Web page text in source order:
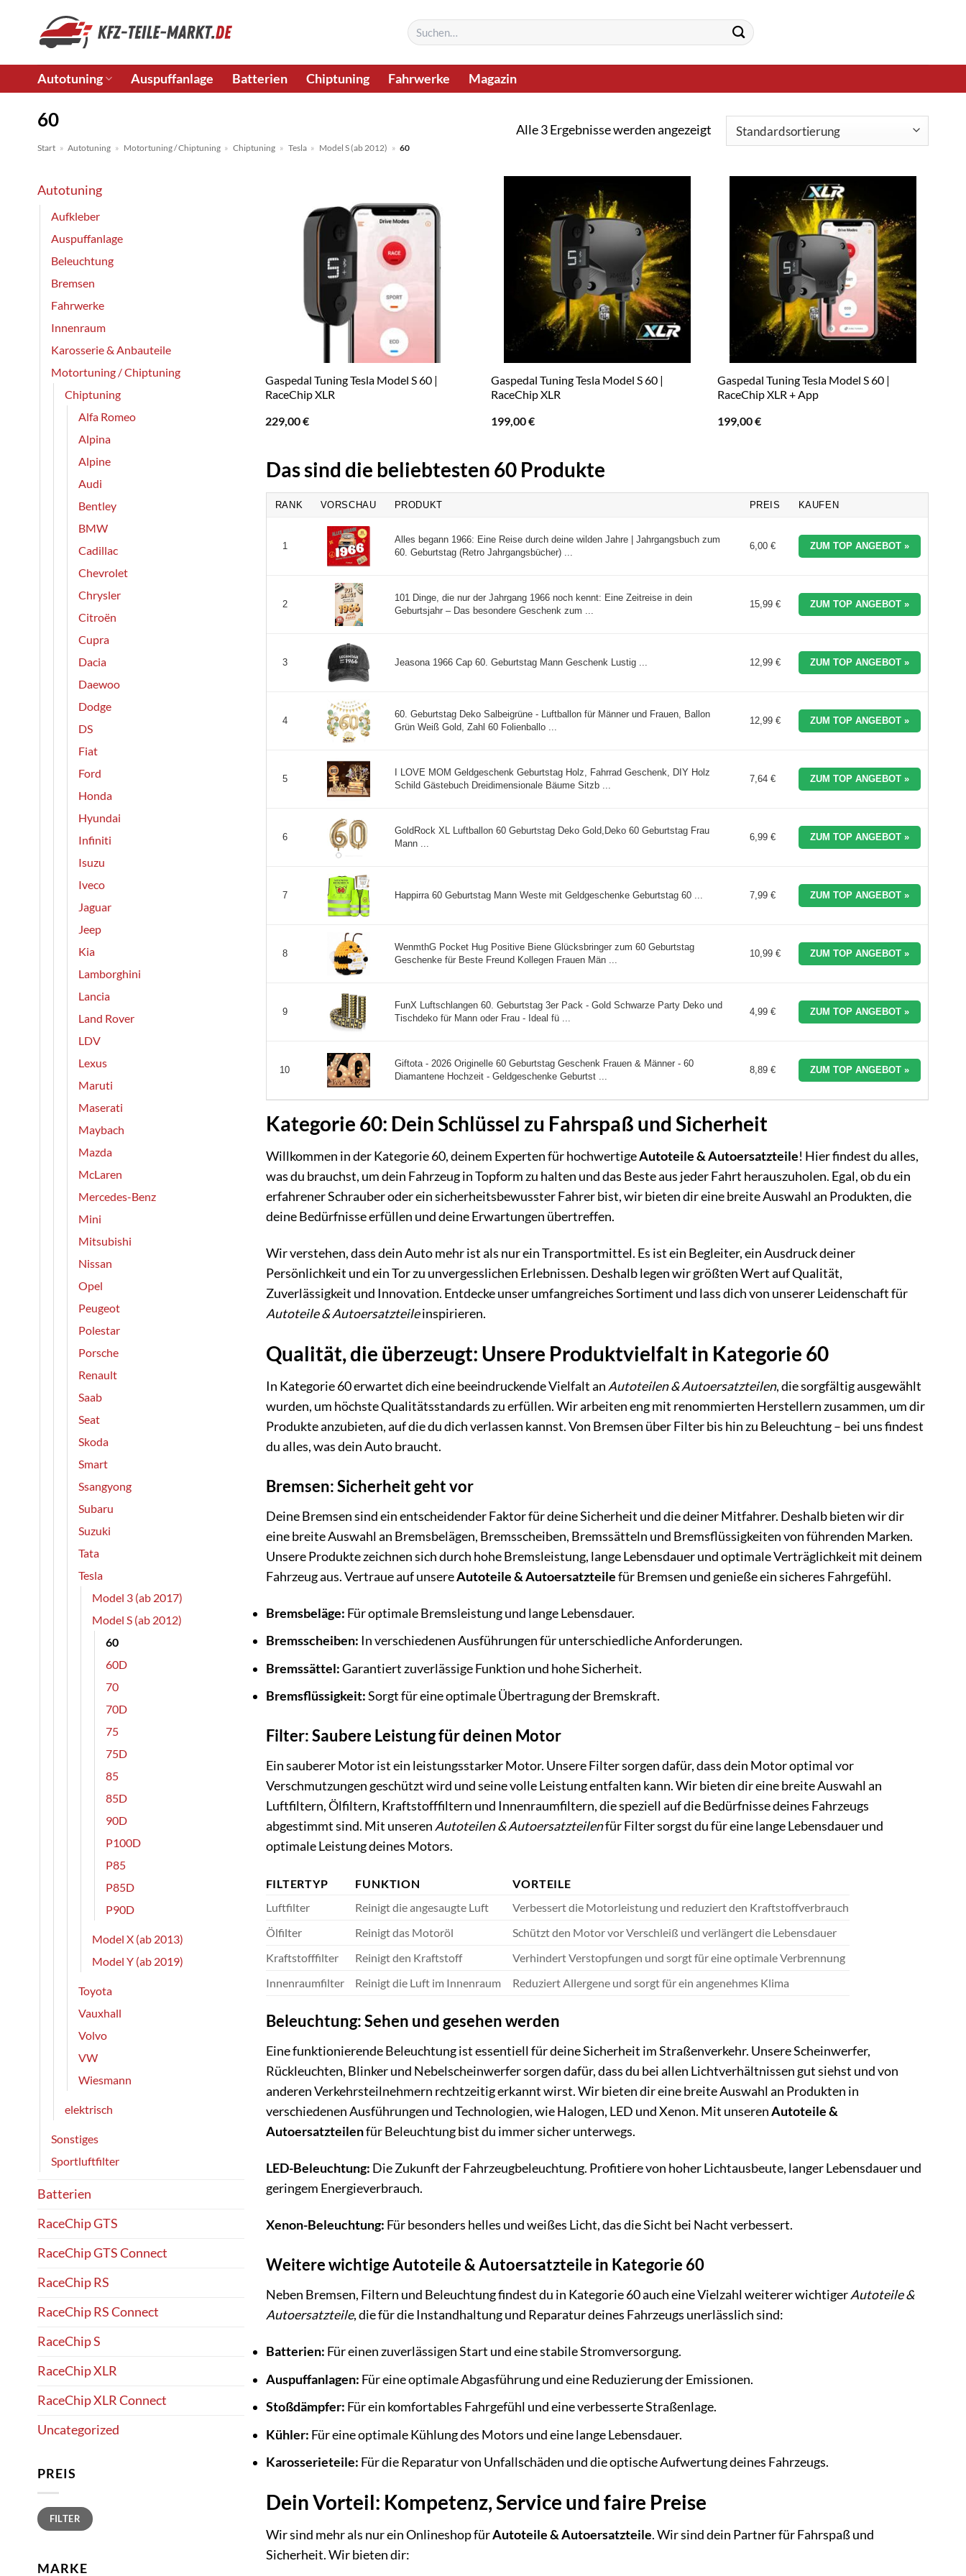
springen
Suchen
nach:
Autotuning Auspuffanlage Batterien Chiptuning Fahrwerke Magazin
60
Start » Autotuning » Motortuning / Chiptuning » Chiptuning » Tesla » Model S (ab 2012) » 60
Alle 3 Ergebnisse werden angezeigt
Autotuning
Aufkleber
Auspuffanlage
Beleuchtung
Bremsen
Fahrwerke
Innenraum
Karosserie & Anbauteile
Motortuning / Chiptuning
Chiptuning
Alfa Romeo
Alpina
Alpine
Audi
Bentley
BMW
Cadillac
Chevrolet
Chrysler
Citroën
Cupra
Dacia
Daewoo
Dodge
DS
Fiat
Ford
Honda
Hyundai
Infiniti
Isuzu
Iveco
Jaguar
Jeep
Kia
Lamborghini
Lancia
Land Rover
LDV
Lexus
Maruti
Maserati
Maybach
Mazda
McLaren
Mercedes-Benz
Mini
Mitsubishi
Nissan
Opel
Peugeot
Polestar
Porsche
Renault
Saab
Seat
Skoda
Smart
Ssangyong
Subaru
Suzuki
Tata
Tesla
Model 3 (ab 2017)
Model S (ab 2012)
60
60D
70
70D
75
75D
85
85D
90D
P100D
P85
P85D
P90D
Model X (ab 2013)
Model Y (ab 2019)
Toyota
Vauxhall
Volvo
VW
Wiesmann
elektrisch
Sonstiges
Sportluftfilter
Batterien
RaceChip GTS
RaceChip GTS Connect
RaceChip RS
RaceChip RS Connect
RaceChip S
RaceChip XLR
RaceChip XLR Connect
Uncategorized
PREIS
Min.
Preis
Max.
PreisFILTER
MARKE
Gaspedal Tuning Tesla Model S 60 |
RaceChip XLR
229,00€
Gaspedal Tuning Tesla Model S 60 |
RaceChip XLR
199,00€
Gaspedal Tuning Tesla Model S 60 |
RaceChip XLR + App
199,00€
Das sind die beliebtesten 60 Produkte
RANK VORSCHAU PRODUKT PREIS KAUFEN
1
Alles begann 1966: Eine Reise durch deine wilden Jahre | Jahrgangsbuch zum
60. Geburtstag (Retro Jahrgangsbücher) ...
6,00 € ZUM TOP ANGEBOT »
2
101 Dinge, die nur der Jahrgang 1966 noch kennt: Eine Zeitreise in dein
Geburtsjahr – Das besondere Geschenk zum ...
15,99 € ZUM TOP ANGEBOT »
3 Jeasona 1966 Cap 60. Geburtstag Mann Geschenk Lustig ... 12,99 € ZUM TOP ANGEBOT »
4
60. Geburtstag Deko Salbeigrüne - Luftballon für Männer und Frauen, Ballon
Grün Weiß Gold, Zahl 60 Folienballo ...
12,99 € ZUM TOP ANGEBOT »
5
I LOVE MOM Geldgeschenk Geburtstag Holz, Fahrrad Geschenk, DIY Holz
Schild Gästebuch Dreidimensionale Bäume Sitzb ...
7,64 € ZUM TOP ANGEBOT »
6
GoldRock XL Luftballon 60 Geburtstag Deko Gold,Deko 60 Geburtstag Frau
Mann ...
6,99 € ZUM TOP ANGEBOT »
7 Happirra 60 Geburtstag Mann Weste mit Geldgeschenke Geburtstag 60 ... 7,99 € ZUM TOP ANGEBOT »
8
WenmthG Pocket Hug Positive Biene Glücksbringer zum 60 Geburtstag
Geschenke für Beste Freund Kollegen Frauen Män ...
10,99 € ZUM TOP ANGEBOT »
9
FunX Luftschlangen 60. Geburtstag 3er Pack - Gold Schwarze Party Deko und
Tischdeko für Mann oder Frau - Ideal fü ...
4,99 € ZUM TOP ANGEBOT »
10
Giftota - 2026 Originelle 60 Geburtstag Geschenk Frauen & Männer - 60
Diamantene Hochzeit - Geldgeschenke Geburtst ...
8,89 € ZUM TOP ANGEBOT »
Kategorie 60: Dein Schlüssel zu Fahrspaß und Sicherheit
Willkommen in der Kategorie 60, deinem Experten für hochwertigeAutoteile & Autoersatzteile! Hier findest du alles,
was du brauchst, um dein Fahrzeug in Topform zu halten und das Beste aus jeder Fahrt herauszuholen. Egal, ob du ein
erfahrener Schrauber oder ein sicherheitsbewusster Fahrer bist, wir bieten dir eine breite Auswahl an Produkten, die
deine Bedürfnisse erfüllen und deine Erwartungen übertreffen.
Wir verstehen, dass dein Auto mehr ist als nur ein Transportmittel. Es ist ein Begleiter, ein Ausdruck deiner
Persönlichkeit und ein Tor zu unvergesslichen Erlebnissen. Deshalb legen wir größten Wert auf Qualität,
Zuverlässigkeit und Innovation. Entdecke unser umfangreiches Sortiment und lass dich von unserer Leidenschaft für
Autoteile & Autoersatzteileinspirieren.
Qualität, die überzeugt: Unsere Produktvielfalt in Kategorie 60
In Kategorie 60 erwartet dich eine beeindruckende Vielfalt an Autoteilen & Autoersatzteilen, die sorgfältig ausgewählt
wurden, um höchste Qualitätsstandards zu erfüllen. Wir arbeiten eng mit renommierten Herstellern zusammen, um dir
Produkte anzubieten, auf die du dich verlassen kannst. Von Bremsen über Filter bis hin zu Beleuchtung – bei uns findest
du alles, was dein Auto braucht.
Bremsen: Sicherheit geht vor
Deine Bremsen sind ein entscheidender Faktor für deine Sicherheit und die deiner Mitfahrer. Deshalb bieten wir dir
eine breite Auswahl an Bremsbelägen, Bremsscheiben, Bremssätteln und Bremsflüssigkeiten von führenden Marken.
Unsere Produkte zeichnen sich durch hohe Bremsleistung, lange Lebensdauer und optimale Verträglichkeit mit deinem
Fahrzeug aus. Vertraue auf unsereAutoteile & Autoersatzteilefür Bremsen und genieße ein sicheres Fahrgefühl.
Bremsbeläge: Für optimale Bremsleistung und lange Lebensdauer.
Bremsscheiben: In verschiedenen Ausführungen für unterschiedliche Anforderungen.
Bremssättel:Garantiert zuverlässige Funktion und hohe Sicherheit.
Bremsflüssigkeit:Sorgt für eine optimale Übertragung der Bremskraft.
Filter: Saubere Leistung für deinen Motor
Ein sauberer Motor ist ein leistungsstarker Motor. Unsere Filter sorgen dafür, dass dein Motor optimal vor
Verschmutzungen geschützt wird und seine volle Leistung entfalten kann. Wir bieten dir eine breite Auswahl an
Luftfiltern, Ölfiltern, Kraftstofffiltern und Innenraumfiltern, die speziell auf die Bedürfnisse deines Fahrzeugs
abgestimmt sind. Mit unseren Autoteilen & Autoersatzteilenfür Filter sorgst du für eine lange Lebensdauer und
optimale Leistung deines Motors.
FILTERTYP FUNKTION
VORTEILE
Luftfilter
Reinigt die angesaugte Luft
Verbessert die Motorleistung und reduziert den Kraftstoffverbrauch
Ölfilter
Reinigt das Motoröl
Schützt den Motor vor Verschleiß und verlängert die Lebensdauer
Kraftstofffilter
Reinigt den Kraftstoff
Verhindert Verstopfungen und sorgt für eine optimale Verbrennung
Innenraumfilter
Reinigt die Luft im Innenraum Reduziert Allergene und sorgt für ein angenehmes Klima
Beleuchtung: Sehen und gesehen werden
Eine funktionierende Beleuchtung ist essentiell für deine Sicherheit im Straßenverkehr. Unsere Scheinwerfer,
Rückleuchten, Blinker und Nebelscheinwerfer sorgen dafür, dass du bei allen Lichtverhältnissen gut siehst und von
anderen Verkehrsteilnehmern rechtzeitig erkannt wirst. Wir bieten dir eine breite Auswahl an Produkten in
verschiedenen Ausführungen und Technologien, wie Halogen, LED und Xenon. Mit unserenAutoteile &
Autoersatzteilenfür Beleuchtung bist du immer sicher unterwegs.
LED-Beleuchtung: Die Zukunft der Fahrzeugbeleuchtung. Profitiere von hoher Lichtausbeute, langer Lebensdauer und
geringem Energieverbrauch.
Xenon-Beleuchtung: Für besonders helles und weißes Licht, das die Sicht bei Nacht verbessert.
Weitere wichtige Autoteile & Autoersatzteile in Kategorie 60
Neben Bremsen, Filtern und Beleuchtung findest du in Kategorie 60 auch eine Vielzahl weiterer wichtigerAutoteile &
Autoersatzteile, die für die Instandhaltung und Reparatur deines Fahrzeugs unerlässlich sind:
Batterien: Für einen zuverlässigen Start und eine stabile Stromversorgung.
Auspuffanlagen: Für eine optimale Abgasführung und eine Reduzierung der Emissionen.
Stoßdämpfer: Für ein komfortables Fahrgefühl und eine verbesserte Straßenlage.
Kühler: Für eine optimale Kühlung des Motors und eine lange Lebensdauer.
Karosserieteile: Für die Reparatur von Unfallschäden und die optische Aufwertung deines Fahrzeugs.
Dein Vorteil: Kompetenz, Service und faire Preise
Wir sind mehr als nur ein Onlineshop fürAutoteile & Autoersatzteile. Wir sind dein Partner für Fahrspaß und
Sicherheit. Wir bieten dir: